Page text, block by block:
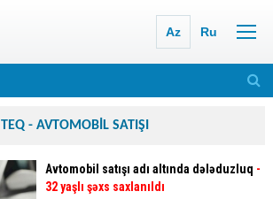
Az Ru
TEQ - AVTOMOBİL SATIŞI
Avtomobil satışı adı altında dələduzluq -
32 yaşlı şəxs saxlanıldı